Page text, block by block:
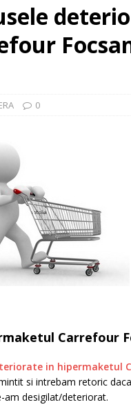
0
Carrefour
in hipermaketul
si intrebam retoric
am desigilat/deteriorat.